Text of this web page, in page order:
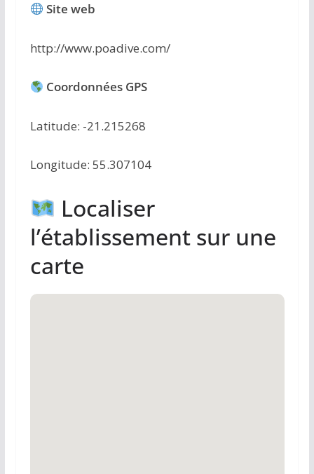
Site web
http://www.poadive.com/
Coordonnées GPS
Latitude: -21.215268
Longitude: 55.307104
Localiser
l’établissement sur une
carte